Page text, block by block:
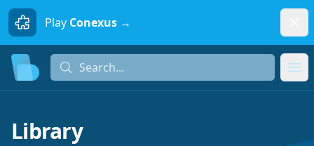
Play Conexus →
Search...
Library